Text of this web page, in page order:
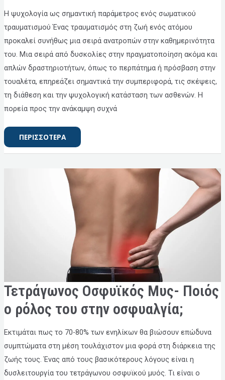
Η ψυχολογία ως σημαντική παράμετρος ενός σωματικού
τραυματισμού Ένας τραυματισμός στη ζωή ενός ατόμου
προκαλεί συνήθως μια σειρά ανατροπών στην καθημερινότητα
του. Μια σειρά από δυσκολίες στην πραγματοποίηση ακόμα και
απλών δραστηριοτήτων, όπως το περπάτημα ή πρόσβαση στην
τουαλέτα, επηρεάζει σημαντικά την συμπεριφορά, τις σκέψεις,
τη διάθεση και την ψυχολογική κατάσταση των ασθενών. Η
πορεία προς την ανάκαμψη συχνά
ΠΕΡΙΣΣΟΤΕΡΑ
Τετράγωνος Οσφυϊκός Μυς- Ποιός
ο ρόλος του στην οσφυαλγία;
Εκτιμάται πως το 70-80% των ενηλίκων θα βιώσουν επώδυνα
συμπτώματα στη μέση τουλάχιστον μια φορά στη διάρκεια της
ζωής τους. Ένας από τους βασικότερους λόγους είναι η
δυσλειτουργία του τετράγωνου οσφυϊκού μυός. Τι είναι ο
ΤΕΤΡΆΓΩΝΟΣ
ΟΣΦΥΪΚΌΣ
ΜΥΣ-
ΠΟΙΌΣ
Ο
ΣΤΗΝ
ΟΣΦΥΑΛΓΊΑ;